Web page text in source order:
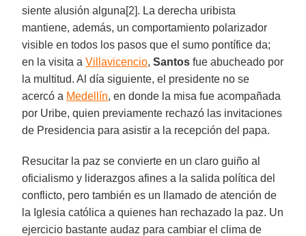
siente alusión alguna[2]. La derecha uribista
mantiene, además, un comportamiento polarizador
visible en todos los pasos que el sumo pontífice da;
en la visita aVillavicencio,Santos fue abucheado por
la multitud. Al día siguiente, el presidente no se
acercó a Medellín, en donde la misa fue acompañada
por Uribe, quien previamente rechazó las invitaciones
de Presidencia para asistir a la recepción del papa.
Resucitar la paz se convierte en un claro guiño al
oficialismo y liderazgos afines a la salida política del
conflicto, pero también es un llamado de atención de
la Iglesia católica a quienes han rechazado la paz. Un
ejercicio bastante audaz para cambiar el clima de